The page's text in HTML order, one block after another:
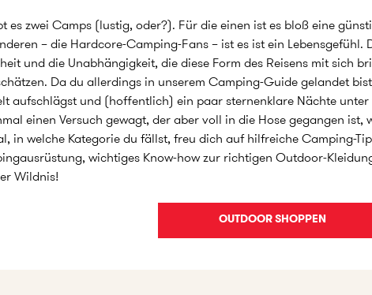
es zwei Camps (lustig, oder?). Für die einen ist es bloß eine
– die Hardcore-Camping-Fans – ist es ist ein Lebensgefühl.
und die Unabhängigkeit, die diese Form des Reisens mit sich
Da du allerdings in unserem Camping-Guide gelandet
aufschlägst und (hoffentlich) ein paar sternenklare Nächte
einen Versuch gewagt, der aber voll in die Hose gegangen ist,
in welche Kategorie du fällst, freu dich auf hilfreiche Camping-
wichtiges Know-how zur richtigen Outdoor-
Wildnis!
OUTDOOR SHOPPEN